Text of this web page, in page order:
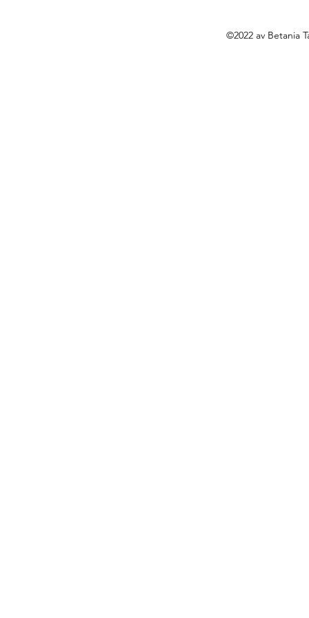
©2022 av Betania